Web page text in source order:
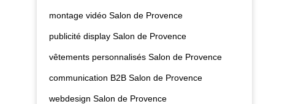
montage vidéo Salon de Provence
publicité display Salon de Provence
vêtements personnalisés Salon de Provence
communication B2B Salon de Provence
webdesign Salon de Provence